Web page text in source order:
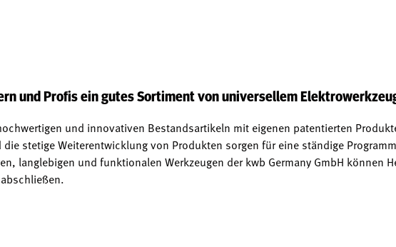
und Profis ein gutes Sortiment von universellem
und innovativen Bestandsartikeln mit eigenen patentierten
stetige Weiterentwicklung von Produkten sorgen für eine ständige
langlebigen und funktionalen Werkzeugen der kwb Germany GmbH